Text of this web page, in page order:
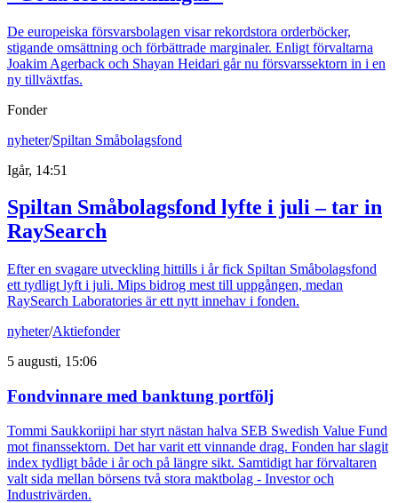
De europeiska försvarsbolagen visar rekordstora orderböcker,
stigande omsättning och förbättrade marginaler. Enligt förvaltarna
Joakim Agerback och Shayan Heidari går nu försvarssektorn in i en
ny tillväxtfas.
Fonder
nyheter/Spiltan Småbolagsfond
Igår, 14:51
Spiltan Småbolagsfond lyfte i juli – tar in
RaySearch
Efter en svagare utveckling hittills i år fick Spiltan Småbolagsfond
ett tydligt lyft i juli. Mips bidrog mest till uppgången, medan
RaySearch Laboratories är ett nytt innehav i fonden.
nyheter/Aktiefonder
5 augusti, 15:06
Fondvinnare med banktung portfölj
Tommi Saukkoriipi har styrt nästan halva SEB Swedish Value Fund
mot finanssektorn. Det har varit ett vinnande drag. Fonden har slagit
index tydligt både i år och på längre sikt. Samtidigt har förvaltaren
valt sida mellan börsens två stora maktbolag - Investor och
Industrivärden.